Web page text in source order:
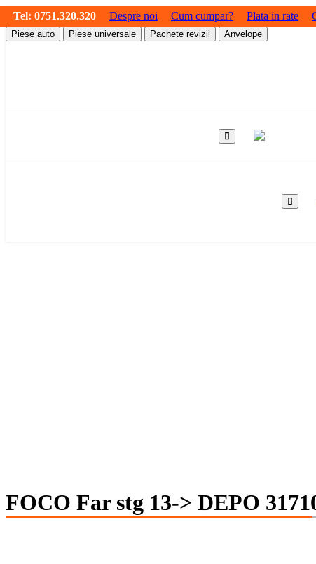
Tel:0751.320.320 Despre noi Cum cumpar? Plata in rate
Piese auto Piese universale Pachete revizii Anvelope
FOCO Far stg 13-> DEPO